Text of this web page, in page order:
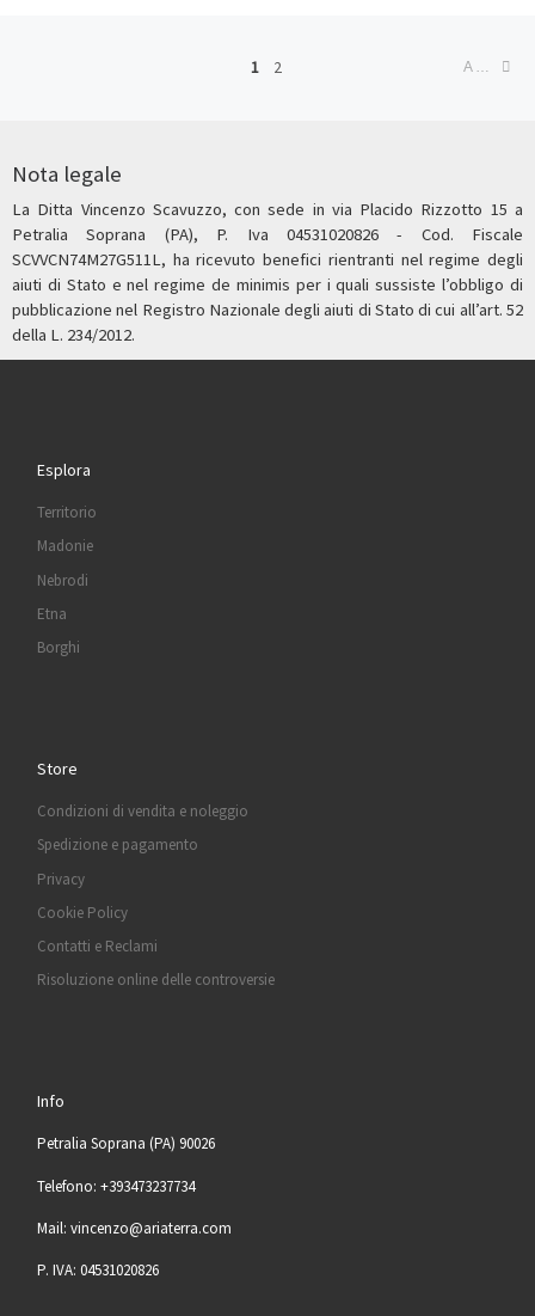
1 2
Nota legale
La Ditta Vincenzo Scavuzzo, con sede in via Placido Rizzotto 15 a
Petralia Soprana (PA), P. Iva 04531020826 - Cod. Fiscale
SCVVCN74M27G511L, ha ricevuto benefici rientranti nel regime degli
aiuti di Stato e nel regime de minimis per i quali sussiste l’obbligo di
pubblicazione nel Registro Nazionale degli aiuti di Stato di cui all’art. 52
della L. 234/2012.
Esplora
Territorio
Madonie
Nebrodi
Etna
Borghi
Store
Condizioni di vendita e noleggio
Spedizione e pagamento
Privacy
Cookie Policy
Contatti e Reclami
Risoluzione online delle controversie
Info
Petralia Soprana (PA) 90026
Telefono: +393473237734
Mail: vincenzo@ariaterra.com
P. IVA: 04531020826